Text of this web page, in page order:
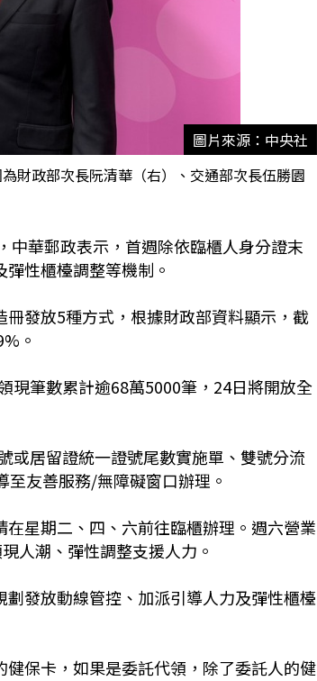
圖片來源：中央社
財政部次長阮清華（右）、交通部次長伍勝園
中華郵政表示，首週除依臨櫃人身分證末
性櫃檯調整等機制。
發放5種方式，根據財政部資料顯示，截
。
現筆數累計逾68萬5000筆，24日將開放全
或居留證統一證號尾數實施單、雙號分流
友善服務/無障礙窗口辦理。
星期二、四、六前往臨櫃辦理。週六營業
人潮、彈性調整支援人力。
發放動線管控、加派引導人力及彈性櫃檯
保卡，如果是委託代領，除了委託人的健